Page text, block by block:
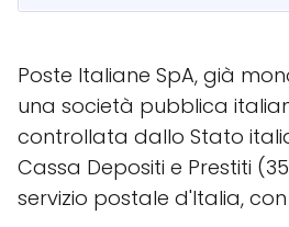
Poste Italiane SpA, già
una società pubblica
controllata dallo Stato
Cassa Depositi e Prestiti
servizio postale d'Italia,